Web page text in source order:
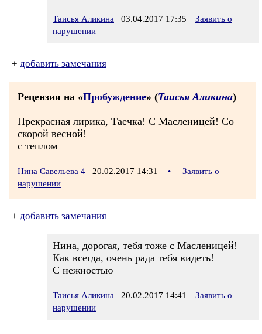
Таисья Аликина 03.04.2017 17:35
Заявить о
нарушении
+ добавить замечания
Рецензия на «Пробуждение» (Таисья Аликина)
Прекрасная лирика, Таечка! С Масленицей! Со
скорой весной!
с теплом
Нина Савельева 4 20.02.2017 14:31 •
Заявить о
нарушении
+ добавить замечания
Нина, дорогая, тебя тоже с Масленицей!
Как всегда, очень рада тебя видеть!
С нежностью
Таисья Аликина 20.02.2017 14:41
Заявить о
нарушении